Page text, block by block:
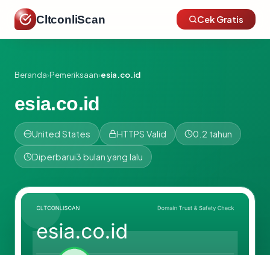
CltconliScan Cek Gratis
Beranda›Pemeriksaan›esia.co.id
esia.co.id
United States HTTPS Valid 0.2 tahun
Diperbarui3 bulan yang lalu